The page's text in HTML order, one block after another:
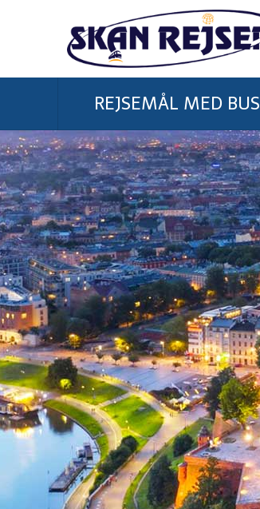
REJSEMÅL MED BUS